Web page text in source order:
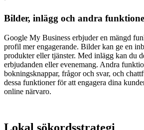
Bilder, inlägg och andra
Google My Business erbjuder en mängd
profil mer engagerande. Bilder kan ge en
produkter eller tjänster. Med inlägg kan du
erbjudanden eller evenemang. Andra
bokningsknappar, frågor och svar, och
dessa funktioner för att engagera dina
online närvaro.